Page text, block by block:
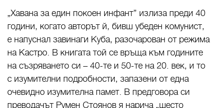
„Хавана за един покоен инфант” излиза преди 40
години, когато авторът й, бивш убеден комунист,
е напуснал завинаги Куба, разочарован от режима
на Кастро. В книгата той се връща към годините
на съзряването си – 40-те и 50-те на 20. век, и то
с изумителни подробности, запазени от една
очевидно изумителна памет. В предговора си
преводачът Румен Стоянов я нарича „шесто